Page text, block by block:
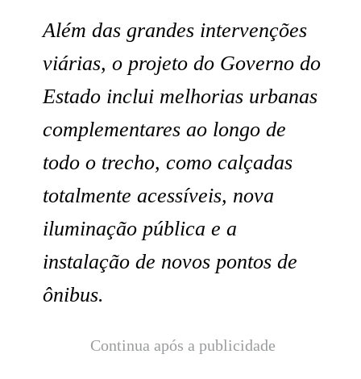
Além das grandes intervenções
viárias, o projeto do Governo do
Estado inclui melhorias urbanas
complementares ao longo de
todo o trecho, como calçadas
totalmente acessíveis, nova
iluminação pública e a
instalação de novos pontos de
ônibus.
Continua após a publicidade